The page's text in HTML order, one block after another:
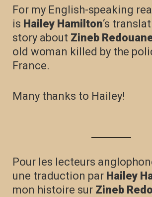
For my English-speaking
is Hailey Hamilton‘s
story about Zineb
old woman killed by the
France.
Many thanks to Hailey!
Pour les lecteurs
une traduction par Hailey
mon histoire sur Zineb